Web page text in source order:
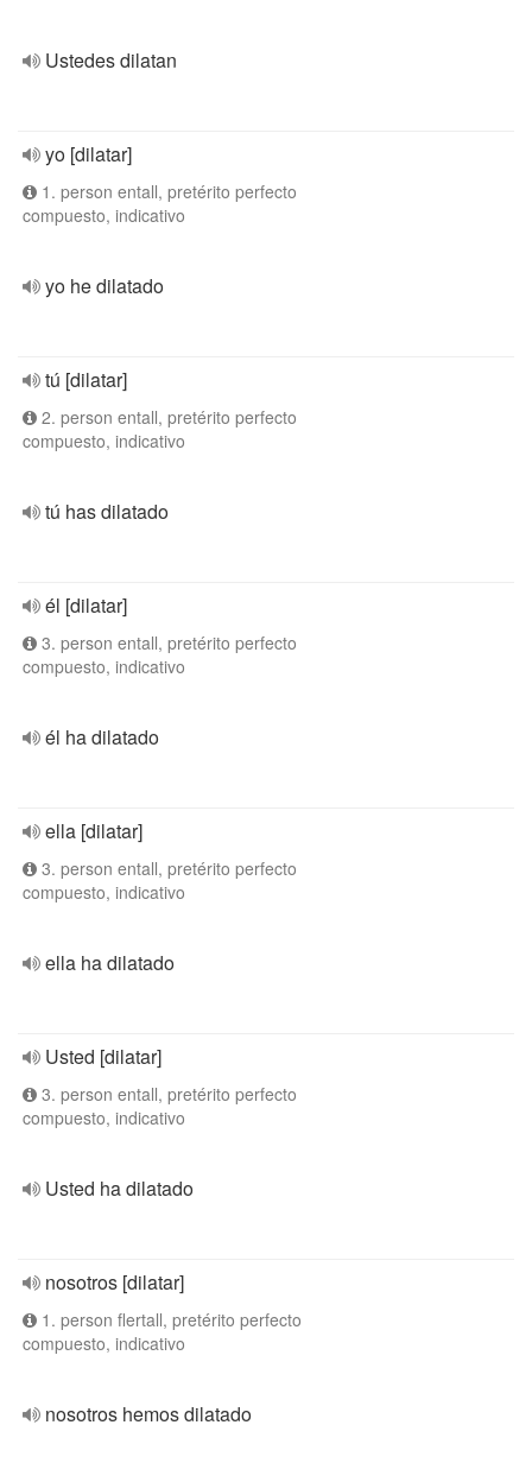
Ustedes dilatan
yo [dilatar]
1. person entall, pretérito perfecto
compuesto, indicativo
yo he dilatado
tú [dilatar]
2. person entall, pretérito perfecto
compuesto, indicativo
tú has dilatado
él [dilatar]
3. person entall, pretérito perfecto
compuesto, indicativo
él ha dilatado
ella [dilatar]
3. person entall, pretérito perfecto
compuesto, indicativo
ella ha dilatado
Usted [dilatar]
3. person entall, pretérito perfecto
compuesto, indicativo
Usted ha dilatado
nosotros [dilatar]
1. person flertall, pretérito perfecto
compuesto, indicativo
nosotros hemos dilatado